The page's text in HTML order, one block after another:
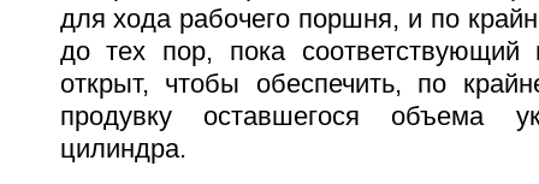
для хода рабочего поршня, и по
до тех пор, пока соответствующий
открыт, чтобы обеспечить, по
продувку оставшегося объема
цилиндра.